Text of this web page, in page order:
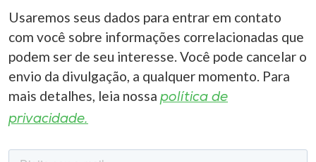
Usaremos seus dados para entrar em contato
com você sobre informações correlacionadas que
podem ser de seu interesse. Você pode cancelar o
envio da divulgação, a qualquer momento. Para
mais detalhes, leia nossa política de
privacidade.